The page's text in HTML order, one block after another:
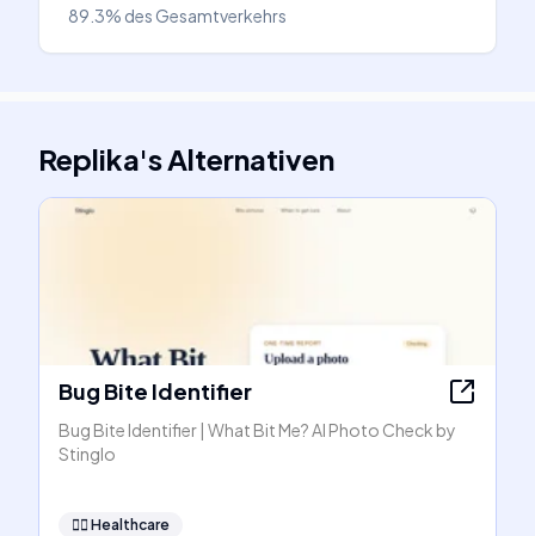
89.3% des Gesamtverkehrs
Replika'sAlternativen
Bug Bite Identifier
Bug Bite Identifier | What Bit Me? AI Photo Check by
Stinglo
👩‍⚕️ Healthcare